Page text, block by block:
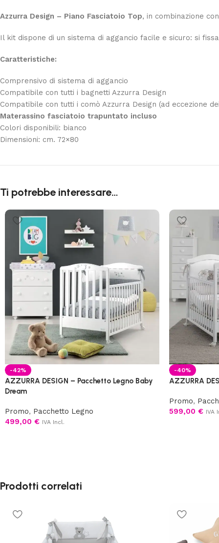
Azzurra Design – Piano Fasciatoio Top, in combinazione
Il kit dispone di un sistema di aggancio facile e sicuro: si
Caratteristiche:
Comprensivo di sistema di aggancio
Compatibile con tutti i bagnetti Azzurra Design
Compatibile con tutti i comò Azzurra Design (ad eccezione
Materassino fasciatoio trapuntato incluso
Colori disponibili: bianco
Dimensioni: cm. 72×80
Ti potrebbe interessare…
-42%
AZZURRA DESIGN – Pacchetto Legno Baby
Dream
Promo, Pacchetto Legno
499,00 € IVA Incl.
-40%
AZZURRA
Promo,
599,00 € IVA
Prodotti correlati